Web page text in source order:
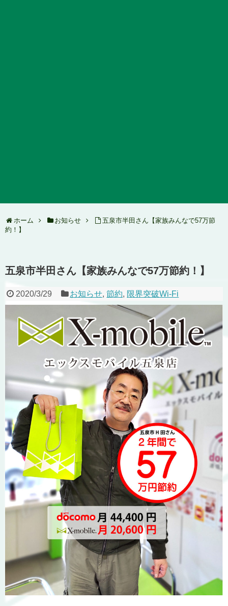
ホーム お知らせ
五泉市半田さん【家族みんなで57万節
約！】
五泉市半田さん【家族みんなで57万節約！】
2020/3/29 お知らせ,節約, 限界突破Wi-Fi